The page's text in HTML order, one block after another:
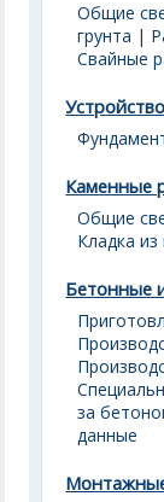
Общие
грунта |
Свайные
Каменные
Общие
Кладка
Бетонные
за
данные